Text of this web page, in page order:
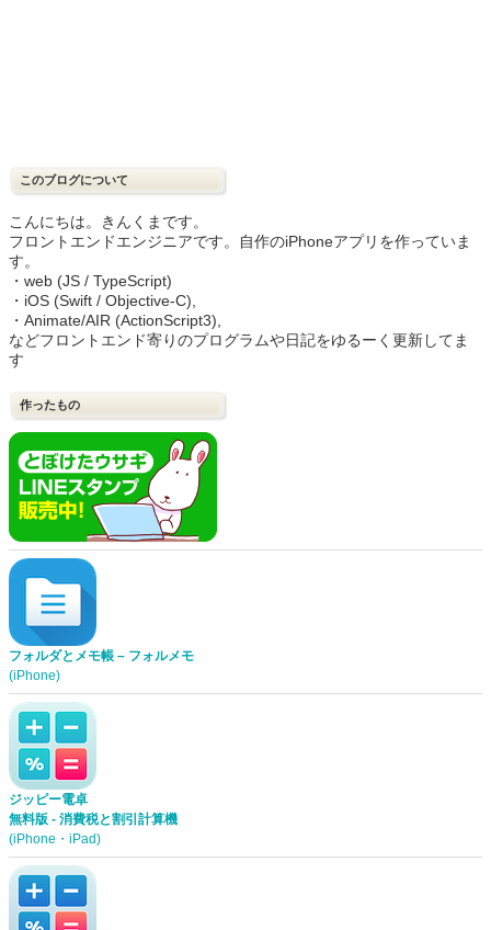
このブログについて
こんにちは。きんくまです。
フロントエンドエンジニアです。自作のiPhoneアプリを作っていま
す。
・web (JS / TypeScript)
・iOS (Swift / Objective-C),
・Animate/AIR (ActionScript3),
などフロントエンド寄りのプログラムや日記をゆるーく更新してま
す
作ったもの
フォルダとメモ帳 – フォルメモ
(iPhone)
ジッピー電卓
無料版 - 消費税と割引計算機
(iPhone・iPad)